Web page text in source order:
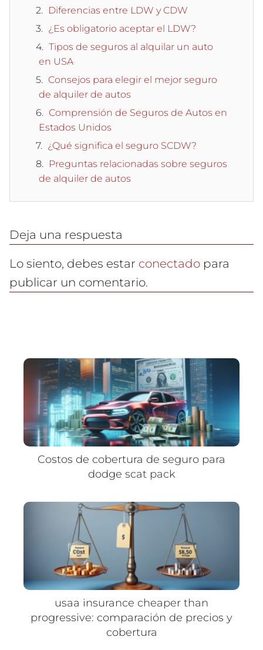
Diferencias entre LDW y CDW
¿Es obligatorio aceptar el LDW?
Tipos de seguros al alquilar un auto
en USA
Consejos para elegir el mejor seguro
de alquiler de autos
Comprensión de Seguros de Autos en
Estados Unidos
¿Qué significa el seguro SCDW?
Preguntas relacionadas sobre seguros
de alquiler de autos
Deja una respuesta
Lo siento, debes estar conectado para
publicar un comentario.
Costos de cobertura de seguro para
dodge scat pack
usaa insurance cheaper than
progressive: comparación de precios y
cobertura